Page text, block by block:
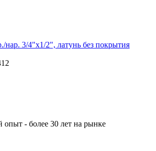
нар. 3/4"х1/2", латунь без покрытия
опыт - более 30 лет на рынке